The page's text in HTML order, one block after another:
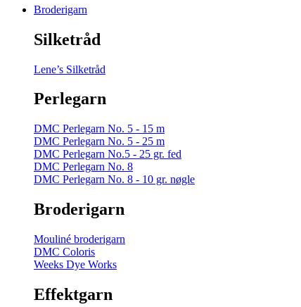
Broderigarn
Silketråd
Lene’s Silketråd
Perlegarn
DMC Perlegarn No. 5 - 15 m
DMC Perlegarn No. 5 - 25 m
DMC Perlegarn No.5 - 25 gr. fed
DMC Perlegarn No. 8
DMC Perlegarn No. 8 - 10 gr. nøgle
Broderigarn
Mouliné broderigarn
DMC Coloris
Weeks Dye Works
Effektgarn